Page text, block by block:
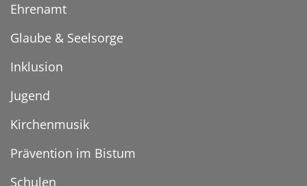
Ehrenamt
Glaube & Seelsorge
Inklusion
Jugend
Kirchenmusik
Prävention im Bistum
Schulen